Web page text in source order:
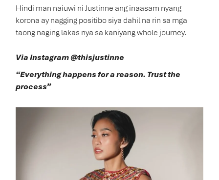
Hindi man naiuwi ni Justinne ang inaasam nyang
korona ay nagging positibo siya dahil na rin sa mga
taong naging lakas nya sa kaniyang whole journey.
Via Instagram @thisjustinne
“Everything happens for a reason. Trust the
process”